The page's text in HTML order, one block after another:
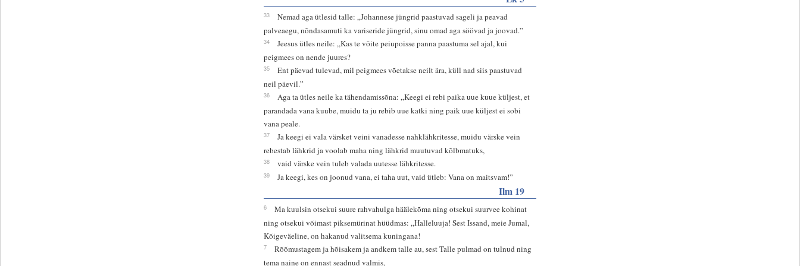
33
Nemad aga ütlesid talle: „Johannese jüngrid paastuvad sageli ja peavad
palveaegu, nõndasamuti ka variseride jüngrid, sinu omad aga söövad ja joovad.”
34
Jeesus ütles neile: „Kas te võite peiupoisse panna paastuma sel ajal, kui
peigmees on nende juures?
35
Ent päevad tulevad, mil peigmees võetakse neilt ära, küll nad siis paastuvad
neil päevil.”
36
Aga ta ütles neile ka tähendamissõna: „Keegi ei rebi paika uue kuue küljest, et
parandada vana kuube, muidu ta ju rebib uue katki ning paik uue küljest ei sobi
vana peale.
37
Ja keegi ei vala värsket veini vanadesse nahklähkritesse, muidu värske vein
rebestab lähkrid ja voolab maha ning lähkrid muutuvad kõlbmatuks,
38 vaid värske vein tuleb valada uutesse lähkritesse.
39 Ja keegi, kes on joonud vana, ei taha uut, vaid ütleb: Vana on maitsvam!”
Ilm 19
6
Ma kuulsin otsekui suure rahvahulga häälekõma ning otsekui suurvee kohinat
ning otsekui võimast piksemürinat hüüdmas: „Halleluuja! Sest Issand, meie Jumal,
Kõigeväeline, on hakanud valitsema kuningana!
7
Rõõmustagem ja hõisakem ja andkem talle au, sest Talle pulmad on tulnud ning
tema naine on ennast seadnud valmis,